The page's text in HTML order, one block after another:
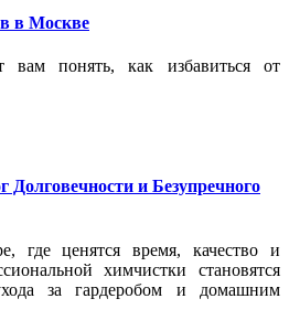
в Москве
вам понять, как избавиться от
Долговечности и Безупречного
где ценятся время, качество и
химчистки становятся
за гардеробом и домашним